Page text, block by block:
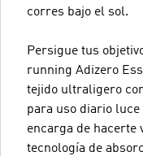
corres bajo el sol.
Persigue tus
running Adizero
tejido ultraligero
para uso diario
encarga de hacerte
tecnología de